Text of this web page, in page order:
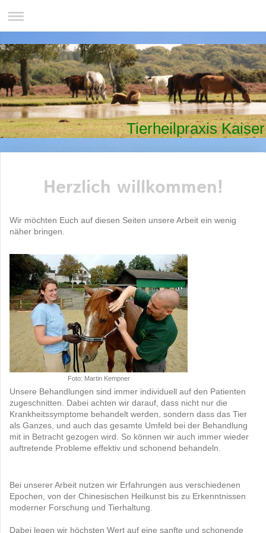
Tierheilpraxis Kaiser
Herzlich willkommen!
Wir möchten Euch auf diesen Seiten unsere Arbeit ein wenig
näher bringen.
Foto: Martin Kempner
Unsere Behandlungen sind immer individuell auf den Patienten
zugeschnitten. Dabei achten wir darauf, dass nicht nur die
Krankheitssymptome behandelt werden, sondern dass das Tier
als Ganzes, und auch das gesamte Umfeld bei der Behandlung
mit in Betracht gezogen wird. So können wir auch immer wieder
auftretende Probleme effektiv und schonend behandeln.
Bei unserer Arbeit nutzen wir Erfahrungen aus verschiedenen
Epochen, von der Chinesischen Heilkunst bis zu Erkenntnissen
moderner Forschung und Tierhaltung.
Dabei legen wir höchsten Wert auf eine sanfte und schonende